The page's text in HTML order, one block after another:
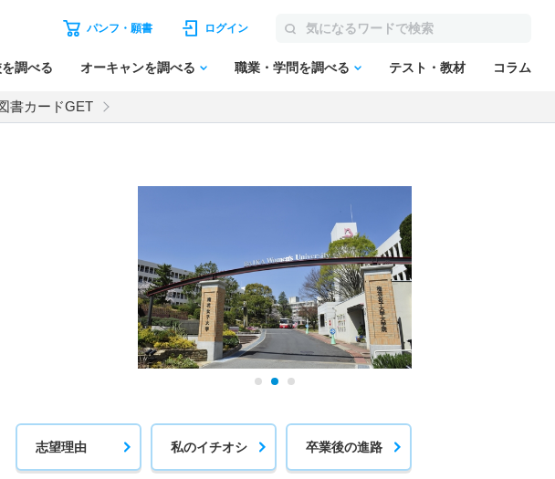
パンフ・願書 ログイン
調べる オーキャンを調べる 職業・学問を調べる テスト・教材 コラム
書カードGET
志望理由 私のイチオシ 卒業後の進路